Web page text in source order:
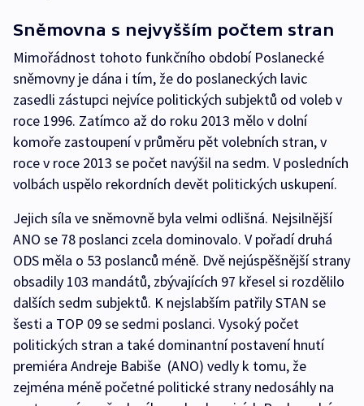
Sněmovna s nejvyšším počtem stran
Mimořádnost tohoto funkčního období Poslanecké
sněmovny je dána i tím, že do poslaneckých lavic
zasedli zástupci nejvíce politických subjektů od voleb v
roce 1996. Zatímco až do roku 2013 mělo v dolní
komoře zastoupení v průměru pět volebních stran, v
roce v roce 2013 se počet navýšil na sedm. V posledních
volbách uspělo rekordních devět politických uskupení.
Jejich síla ve sněmovně byla velmi odlišná. Nejsilnější
ANO se 78 poslanci zcela dominovalo. V pořadí druhá
ODS měla o 53 poslanců méně. Dvě nejúspěšnější strany
obsadily 103 mandátů, zbývajících 97 křesel si rozdělilo
dalších sedm subjektů. K nejslabším patřily STAN se
šesti a TOP 09 se sedmi poslanci. Vysoký počet
politických stran a také dominantní postavení hnutí
premiéra Andreje Babiše (ANO) vedly k tomu, že
zejména méně početné politické strany nedosáhly na